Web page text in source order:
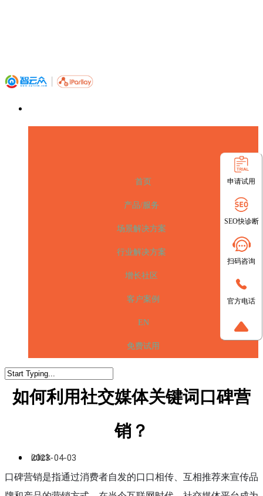
首页
产品/服务
场景解决方案
行业解决方案
增长社区
客户案例
EN
免费试用
如何利用社交媒体关键词口碑营
销？
iclick
2023-04-03
口碑营销是指通过消费者自发的口口相传、互相推荐来宣传品
申请试用
SEO快诊断
扫码咨询
官方电话